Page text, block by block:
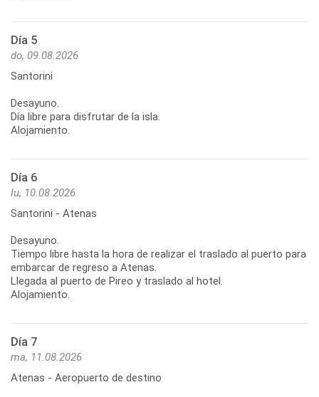
Día 5
do, 09.08.2026
Santorini
Desayuno.
Día libre para disfrutar de la isla.
Alojamiento.
Día 6
lu, 10.08.2026
Santorini - Atenas
Desayuno.
Tiempo libre hasta la hora de realizar el traslado al puerto para
embarcar de regreso a Atenas.
Llegada al puerto de Pireo y traslado al hotel.
Alojamiento.
Día 7
ma, 11.08.2026
Atenas - Aeropuerto de destino